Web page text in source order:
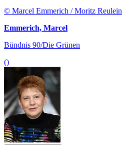
© Marcel Emmerich / Moritz Reulein
Emmerich, Marcel
Bündnis 90/Die Grünen
()